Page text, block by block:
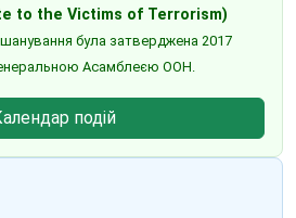
to the Victims of Terrorism)
була затверджена 2017
Асамблеєю ООН.
подій